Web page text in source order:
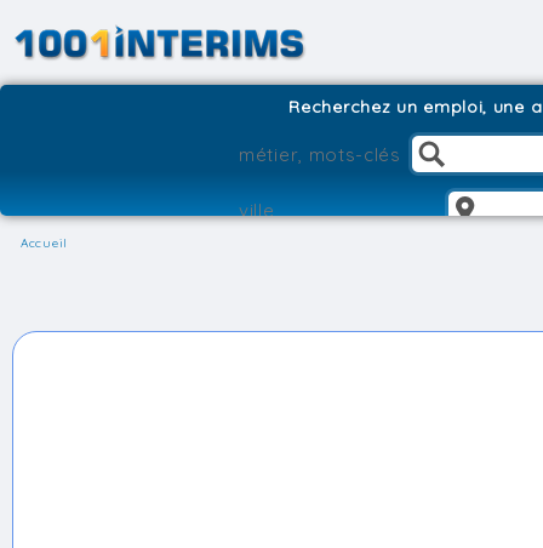
Recherchez un emploi, une
Accueil